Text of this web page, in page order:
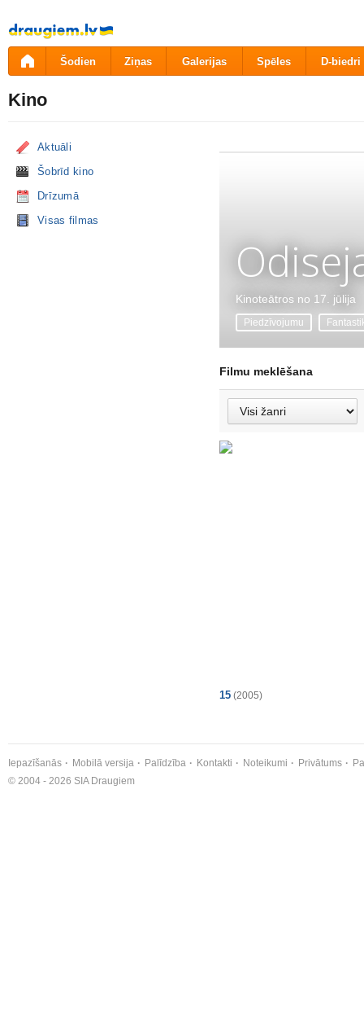
Pāriet
uz
saturu
Šodien Ziņas Galerijas Spēles D-biedri
Kino
Aktuāli
Šobrīd kino
Drīzumā
Visas filmas
Kinoteātros no 17. jūlija
Piedzīvojumu
Filmu meklēšana
15 (2005)
Iepazīšanās Mobilā versija Palīdzība Kontakti Noteikumi Privātums
© 2004 - 2026 SIA Draugiem